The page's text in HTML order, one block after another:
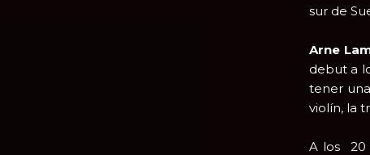
sur de
Arne
debut a
tener
violín, la
A los 20